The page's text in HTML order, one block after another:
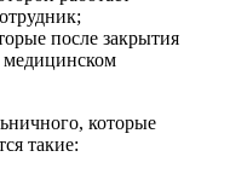
после закрытия
медицинском
которые
такие: